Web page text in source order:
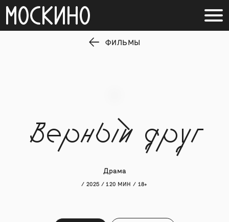
ФИЛЬМЫ
Верный друг
Драма
/ 2025 / 120 МИН / 18+